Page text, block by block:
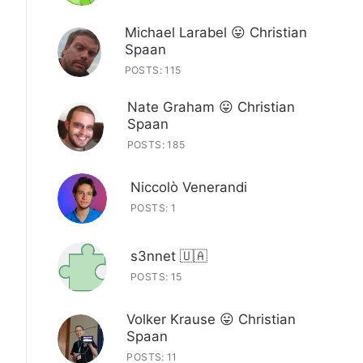
Michael Larabel 😛 Christian
Spaan
POSTS: 115
Nate Graham 😛 Christian
Spaan
POSTS: 185
Niccolò Venerandi
POSTS: 1
s3nnet 🇺🇦
POSTS: 15
Volker Krause 😛 Christian
Spaan
POSTS: 11